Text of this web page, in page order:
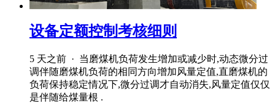
设备定额控制考核细则
5 天之前 · 当磨煤机负荷发生增加或减少时,动态微分过
调伴随磨煤机负荷的相同方向增加风量定值,直磨煤机的
负荷保持稳定情况下,微分过调才自动消失,风量定值仅仅
是伴随给煤量根 .